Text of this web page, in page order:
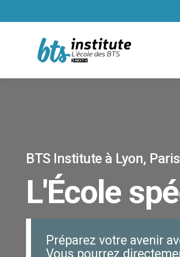
BTS Institute à Lyon,
L'École
Préparez votre avenir
Vous pourrez